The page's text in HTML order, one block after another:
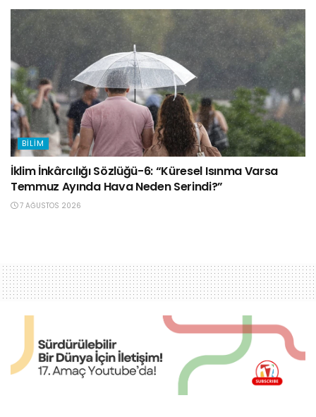
BILIM
İklim İnkârcılığı Sözlüğü-6: “Küresel Isınma Varsa
Temmuz Ayında Hava Neden Serindi?”
7 AĞUSTOS 2026